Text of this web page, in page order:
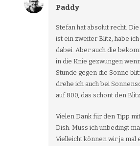
Paddy
Stefan hat absolut recht.
ist ein zweiter Blitz, habe
dabei. Aber auch die
in die Knie gezwungen
Stunde gegen die Sonne
drehe ich auch bei
auf 800, das schont den
Vielen Dank für den Tipp
Dish. Muss ich unbedingt
Vielleicht können wir ja mal